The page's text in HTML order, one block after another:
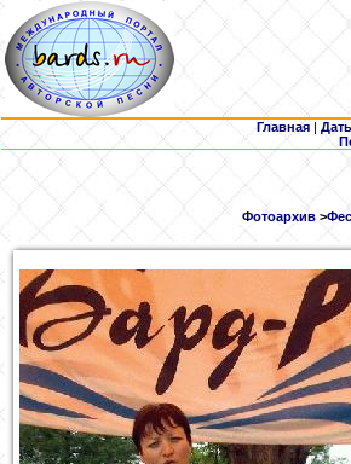
Главная |
Фотоархив >